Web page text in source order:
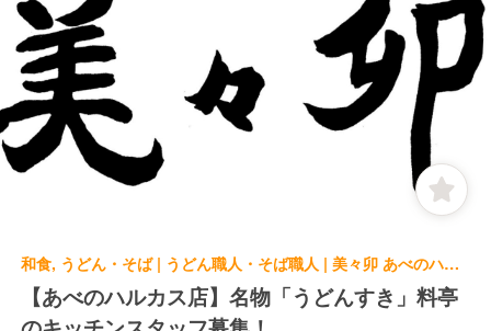
和食, うどん・そば | うどん職人・そば職人 | 美々卯 あべのハルカスダイニング店
【あべのハルカス店】名物「うどんすき」料亭